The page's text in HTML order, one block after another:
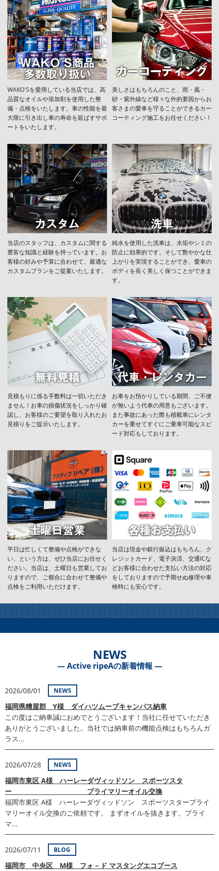
WAKO'Sを愛用している当店では、高
品質なオイルや添加剤を使用した整
備・点検をいたします。車の性能を最
大限に引き出し車の寿命を延ばすサポ
ートをいたします。
美しさはもちろんのこと、雨・風・
砂・紫外線など様々な外的要因からお
客さまの愛車を守ることができるカー
コーティング施工をお任せください！
当店のスタッフは、カスタムに関する
豊富な知識と経験を持っています。お
客様の好みや予算に合わせて、最適な
カスタムプランをご提案いたします。
純水を使用した洗車は、水垢やシミの
防止に効果的です。そして艶やかな仕
上がりを実現することができ、愛車の
ボディを長く美しく保つことができま
す。
見積もりに係る手数料は一切いただき
ません！お車の損傷状況をしっかり確
認し、お客様のご要望を取り入れたお
見積りをご提示いたします。
お車をお預かりしている期間、ご不便
が無いよう代車の用意もございます。
また事故にあった際も積載車にレンタ
カーを乗せてすぐにご乗車可能なスピ
ード対応もしております。
平日は忙しくて整備や点検ができな
い、という方は、ぜひ当店にお任せく
ださい。当店は、土曜日も営業してお
りますので、ご都合に合わせて整備や
点検をご利用いただけます。
当店は現金や銀行振込はもちろん、ク
レジットカード、電子決済、交通ICな
どお客様に合わせた支払い方法の対応
をしておりますので予期せぬ修理や車
検時にも安心です。
NEWS
― Active ripeAの新着情報 ―
2026/08/01 NEWS
福岡県糟屋郡 Y様 ダイハツムーブキャンパス納車
この度はご納車誠におめでとうございます！当社に任せていただき
ありがとうございました。当社では納車前の機能点検はもちろんガ
ラス...
2026/07/28 NEWS
福岡市東区 A様 ハーレーダヴィッドソン スポーツスタ
ー プライマリーオイル交換
福岡市東区 A様 ハーレーダヴィッドソン スポーツスタープライ
マリーオイル交換のご依頼です。 まずオイルを抜きます。プライ
マ...
2026/07/11 BLOG
福岡市 中央区 M様 フォ－ド マスタングエコブース